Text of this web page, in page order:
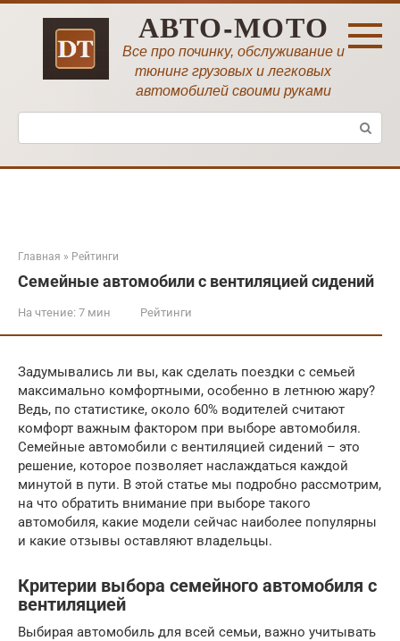
Перейти
АВТО-МОТО
Все про починку, обслуживание и
тюнинг грузовых и легковых
автомобилей своими руками
Поиск:
Главная » Рейтинги
Семейные автомобили с вентиляцией сидений
На чтение: 7 мин Рейтинги
Задумывались ли вы, как сделать поездки с семьей
максимально комфортными, особенно в летнюю жару?
Ведь, по статистике, около 60% водителей считают
комфорт важным фактором при выборе автомобиля.
Семейные автомобили с вентиляцией сидений – это
решение, которое позволяет наслаждаться каждой
минутой в пути. В этой статье мы подробно рассмотрим,
на что обратить внимание при выборе такого
автомобиля, какие модели сейчас наиболее популярны
и какие отзывы оставляют владельцы.
Критерии выбора семейного автомобиля с
вентиляцией
Выбирая автомобиль для всей семьи, важно учитывать